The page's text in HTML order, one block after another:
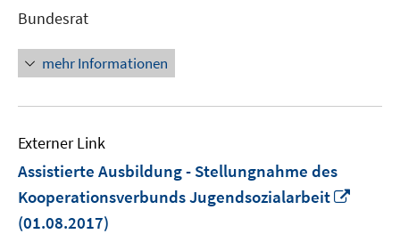
Bundesrat
mehr Informationen
Externer Link
Assistierte Ausbildung - Stellungnahme des
Kooperationsverbunds Jugendsozialarbeit
(01.08.2017)